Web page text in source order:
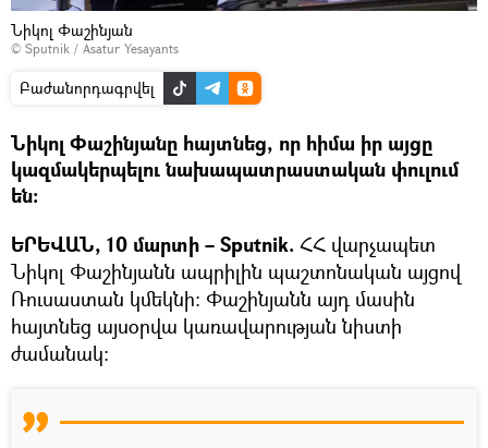
Նիկոլ Փաշինյան
© Sputnik / Asatur Yesayants
Բաժանորդագրվել
Նիկոլ Փաշինյանը հայտնեց, որ հիմա իր այցը
կազմակերպելու նախապատրաստական փուլում
են։
ԵՐԵՎԱՆ, 10 մարտի – Sputnik. ՀՀ վարչապետ
Նիկոլ Փաշինյանն ապրիլին պաշտոնական այցով
Ռուսաստան կմեկնի։ Փաշինյանն այդ մասին
հայտնեց այսօրվա կառավարության նիստի
ժամանակ։